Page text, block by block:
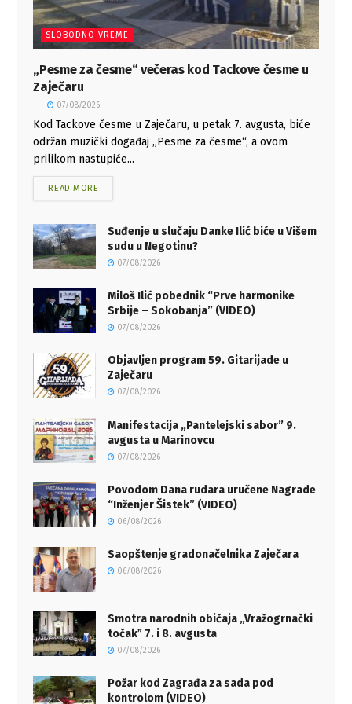
SLOBODNO VREME
„Pesme za česme“ večeras kod Tackove česme u
Zaječaru
07/08/2026
Kod Tackove česme u Zaječaru, u petak 7. avgusta, biće
održan muzički događaj „Pesme za česme“, a ovom
prilikom nastupiće...
READ MORE
Suđenje u slučaju Danke Ilić biće u Višem
sudu u Negotinu?
07/08/2026
Miloš Ilić pobednik “Prve harmonike
Srbije – Sokobanja” (VIDEO)
07/08/2026
Objavljen program 59. Gitarijade u
Zaječaru
07/08/2026
Manifestacija „Pantelejski sabor” 9.
avgusta u Marinovcu
07/08/2026
Povodom Dana rudara uručene Nagrade
“Inženjer Šistek” (VIDEO)
06/08/2026
Saopštenje gradonačelnika Zaječara
06/08/2026
Smotra narodnih običaja „Vražogrnački
točakˮ 7. i 8. avgusta
07/08/2026
Požar kod Zagrađa za sada pod
kontrolom (VIDEO)